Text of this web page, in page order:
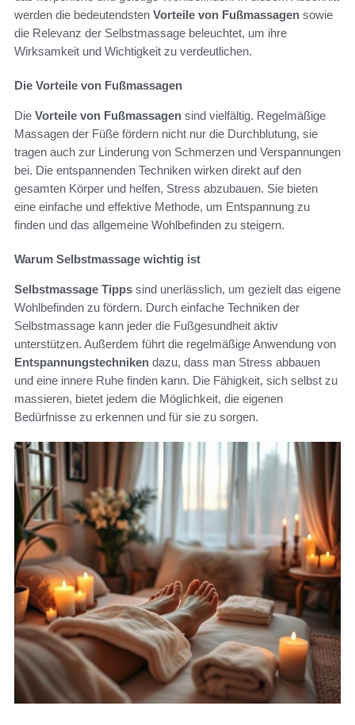
werden die bedeutendsten Vorteile von Fußmassagen sowie
die Relevanz der Selbstmassage beleuchtet, um ihre
Wirksamkeit und Wichtigkeit zu verdeutlichen.
Die Vorteile von Fußmassagen
Die Vorteile von Fußmassagen sind vielfältig. Regelmäßige
Massagen der Füße fördern nicht nur die Durchblutung, sie
tragen auch zur Linderung von Schmerzen und Verspannungen
bei. Die entspannenden Techniken wirken direkt auf den
gesamten Körper und helfen, Stress abzubauen. Sie bieten
eine einfache und effektive Methode, um Entspannung zu
finden und das allgemeine Wohlbefinden zu steigern.
Warum Selbstmassage wichtig ist
Selbstmassage Tipps sind unerlässlich, um gezielt das eigene
Wohlbefinden zu fördern. Durch einfache Techniken der
Selbstmassage kann jeder die Fußgesundheit aktiv
unterstützen. Außerdem führt die regelmäßige Anwendung von
Entspannungstechniken dazu, dass man Stress abbauen
und eine innere Ruhe finden kann. Die Fähigkeit, sich selbst zu
massieren, bietet jedem die Möglichkeit, die eigenen
Bedürfnisse zu erkennen und für sie zu sorgen.